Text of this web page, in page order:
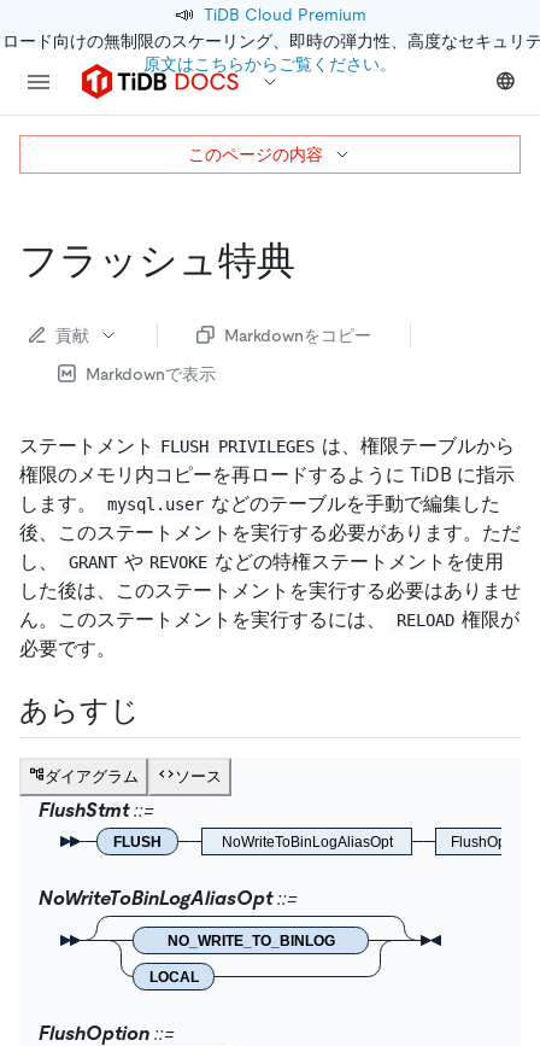
📣 TiDB Cloud Premium
ード向けの無制限のスケーリング、即時の弾力性、高度なセキュリ
原文はこちらからご覧ください。
フラッシュ特典
貢献
Markdownをコピー
Markdownで表示
ステートメント FLUSH PRIVILEGES は、権限テーブルから
権限のメモリ内コピーを再ロードするように TiDB に指示
します。
mysql.user などのテーブルを手動で編集した
後、このステートメントを実行する必要があります。ただ
し、
GRANT や REVOKE などの特権ステートメントを使用
した後は、このステートメントを実行する必要はありませ
ん。このステートメントを実行するには、
RELOAD 権限が
必要です。
あらすじ
ダイアグラム ソース
FlushStmt
FLUSH NoWriteToBinLogAliasOpt FlushOption
NoWriteToBinLogAliasOpt
NO_WRITE_TO_BINLOG
LOCAL
FlushOption
このページの内容